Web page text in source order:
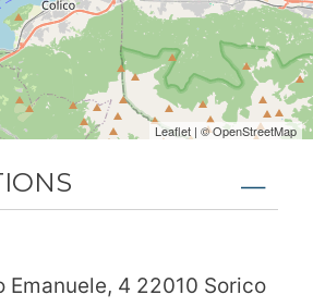
Emanuele, 4 22010 Sorico
Leaflet | ©OpenStreetMap